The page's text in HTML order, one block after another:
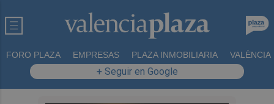
FORO PLAZA EMPRESAS PLAZA INMOBILIARIA VALÈNCIA
+ Seguir en Google